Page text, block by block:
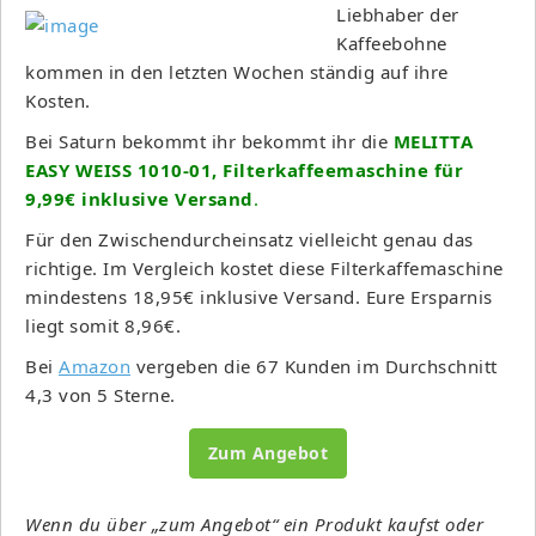
Liebhaber der
Kaffeebohne
kommen in den letzten Wochen ständig auf ihre
Kosten.
Bei Saturn bekommt ihr bekommt ihr die MELITTA
EASY WEISS 1010-01, Filterkaffeemaschine für
9,99€ inklusive Versand.
Für den Zwischendurcheinsatz vielleicht genau das
richtige. Im Vergleich kostet diese Filterkaffemaschine
mindestens 18,95€ inklusive Versand. Eure Ersparnis
liegt somit 8,96€.
Bei Amazon vergeben die 67 Kunden im Durchschnitt
4,3 von 5 Sterne.
Zum Angebot
Wenn du über „zum Angebot“ ein Produkt kaufst oder